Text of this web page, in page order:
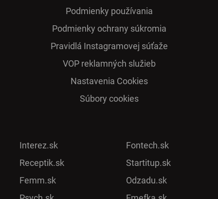
Podmienky používania
Podmienky ochrany súkromia
Pra­vidlá Ins­ta­gra­mo­vej sú­ťaže
VOP reklamných služieb
Nastavenia Cookies
Súbory cookies
Interez.sk
Receptik.sk
Femm.sk
Fontech.sk
Startitup.sk
Odzadu.sk